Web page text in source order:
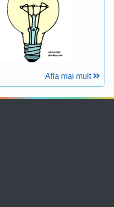
Afla mai mult